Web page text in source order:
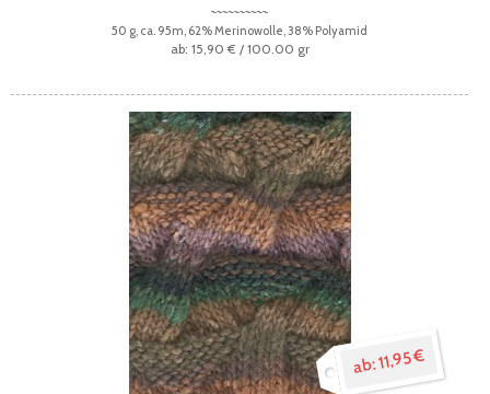
50 g, ca. 95m, 62% Merinowolle, 38% Polyamid
15,90 € / 100.00 gr
11,95 €